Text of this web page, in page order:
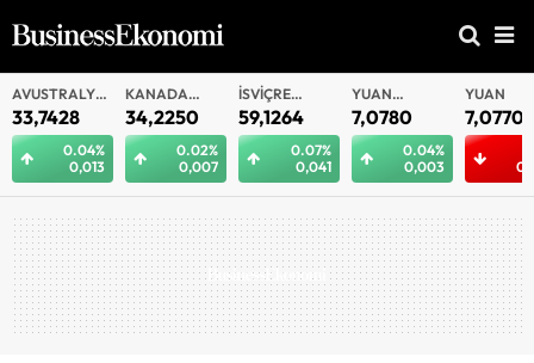
AVUSTRALYA
DOLARI
33,7428
0.04%
0,013
KANADA
DOLARI
34,2250
0.02%
0,007
İSVIÇRE
FRANKI
59,1264
0.07%
0,041
YUAN
OFFSHORE
7,0780
0.04%
0,003
YUAN
7,0770